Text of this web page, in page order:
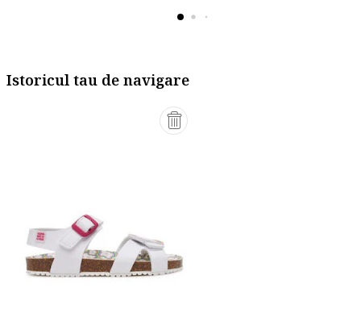
Istoricul tau de navigare